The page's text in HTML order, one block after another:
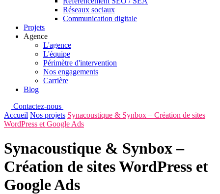
Réseaux sociaux
Communication digitale
Projets
Agence
L'agence
L'équipe
Périmètre d'intervention
Nos engagements
Carrière
Blog
Contactez-nous
Accueil Nos projets Synacoustique & Synbox – Création de sites
WordPress et Google Ads
Synacoustique & Synbox –
Création de sites WordPress et
Google Ads